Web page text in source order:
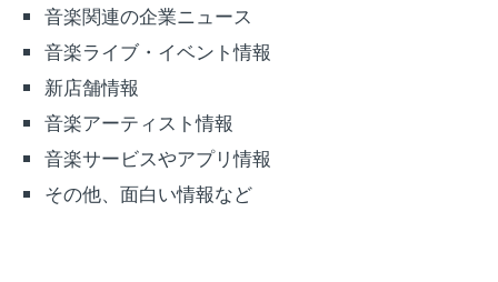
音楽関連の企業ニュース
音楽ライブ・イベント情報
新店舗情報
音楽アーティスト情報
音楽サービスやアプリ情報
その他、面白い情報など